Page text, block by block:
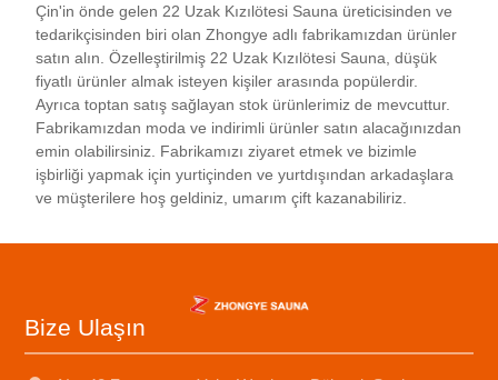
zayıflamaya yardımcı olabilir. Buna ek olarak, uzak
kızılötesi baldıran ter buharlama odası aynı zamanda
kolay kullanım, düşük enerji tüketimi, güvenlik ve
güvenilirlik özelliklerine de sahiptir ve bu da onu
modern aileler, güzellik salonları ve eğlence yerleri
için ideal bir seçim haline getirmektedir.
Çin'in önde gelen 22 Uzak Kızılötesi Sauna üreticisinden ve
tedarikçisinden biri olan Zhongye adlı fabrikamızdan ürünler
satın alın. Özelleştirilmiş 22 Uzak Kızılötesi Sauna, düşük
fiyatlı ürünler almak isteyen kişiler arasında popülerdir.
Ayrıca toptan satış sağlayan stok ürünlerimiz de mevcuttur.
Fabrikamızdan moda ve indirimli ürünler satın alacağınızdan
emin olabilirsiniz. Fabrikamızı ziyaret etmek ve bizimle
işbirliği yapmak için yurtiçinden ve yurtdışından arkadaşlara
ve müşterilere hoş geldiniz, umarım çift kazanabiliriz.
Bize Ulaşın